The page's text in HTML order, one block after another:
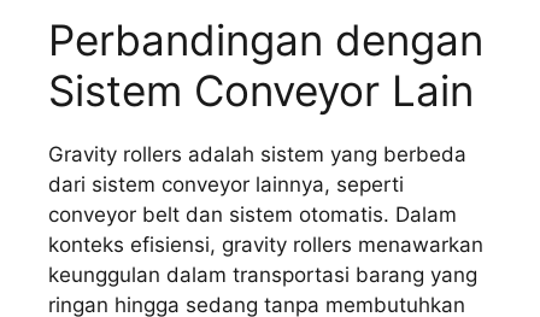
Perbandingan dengan
Sistem Conveyor Lain
Gravity rollers adalah sistem yang berbeda
dari sistem conveyor lainnya, seperti
conveyor belt dan sistem otomatis. Dalam
konteks efisiensi, gravity rollers menawarkan
keunggulan dalam transportasi barang yang
ringan hingga sedang tanpa membutuhkan